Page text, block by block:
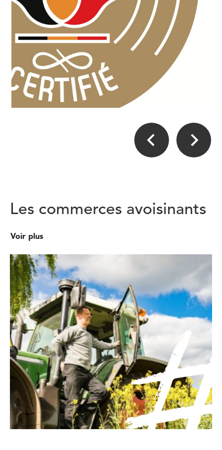
Les commerces avoisinants
Voir plus